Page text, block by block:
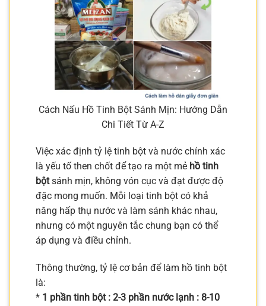
Cách Nấu Hồ Tinh Bột Sánh Mịn: Hướng Dẫn
Chi Tiết Từ A-Z
Việc xác định tỷ lệ tinh bột và nước chính xác
là yếu tố then chốt để tạo ra một mẻ hồ tinh
bộtsánh mịn, không vón cục và đạt được độ
đặc mong muốn. Mỗi loại tinh bột có khả
năng hấp thụ nước và làm sánh khác nhau,
nhưng có một nguyên tắc chung bạn có thể
áp dụng và điều chỉnh.
Thông thường, tỷ lệ cơ bản để làm hồ tinh bột
là:
* 1 phần tinh bột : 2-3 phần nước lạnh : 8-10